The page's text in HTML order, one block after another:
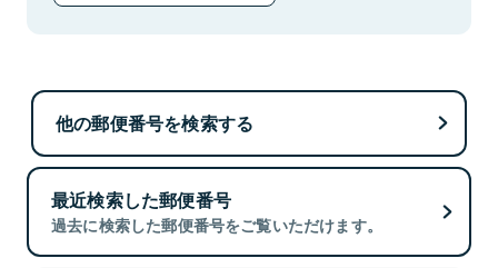
他の郵便番号を検索する
最近検索した郵便番号
過去に検索した郵便番号をご覧いただけます。